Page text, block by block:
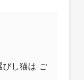
びし猫は ご